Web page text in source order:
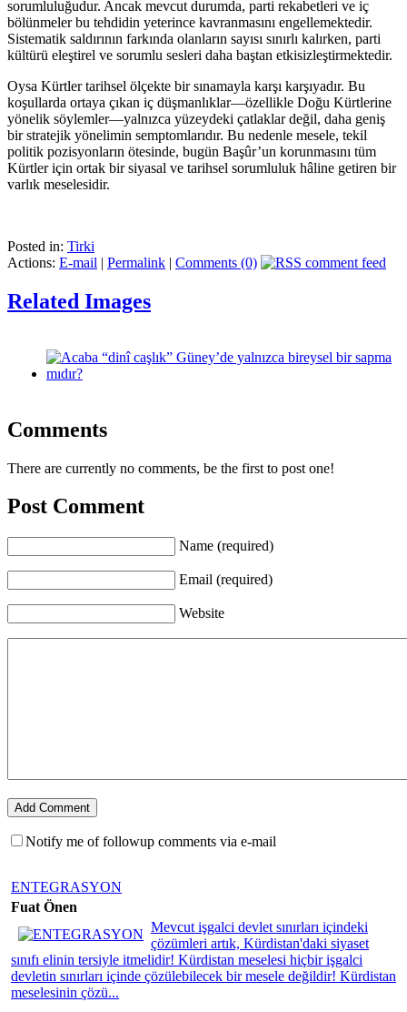
sorumluluğudur. Ancak mevcut durumda, parti rekabetleri ve iç
bölünmeler bu tehdidin yeterince kavranmasını engellemektedir.
Sistematik saldırının farkında olanların sayısı sınırlı kalırken, parti
kültürü eleştirel ve sorumlu sesleri daha baştan etkisizleştirmektedir.
Oysa Kürtler tarihsel ölçekte bir sınamayla karşı karşıyadır. Bu
koşullarda ortaya çıkan iç düşmanlıklar—özellikle Doğu Kürtlerine
yönelik söylemler—yalnızca yüzeydeki çatlaklar değil, daha geniş
bir stratejik yönelimin semptomlarıdır. Bu nedenle mesele, tekil
politik pozisyonların ötesinde, bugün Başûr’un korunmasını tüm
Kürtler için ortak bir siyasal ve tarihsel sorumluluk hâline getiren bir
varlık meselesidir.
Posted in: Tirki
Actions: E-mail | Permalink | Comments (0)
Related Images
Comments
There are currently no comments, be the first to post one!
Post Comment
Name (required)
Email (required)
Website
Notify me of followup comments via e-mail
ENTEGRASYON
Fuat Önen
Mevcut işgalci devlet sınırları içindeki
çözümleri artık, Kürdistan'daki siyaset
sınıfı elinin tersiyle itmelidir! Kürdistan meselesi hiçbir işgalci
devletin sınırları içinde çözülebilecek bir mesele değildir! Kürdistan
meselesinin çözü...